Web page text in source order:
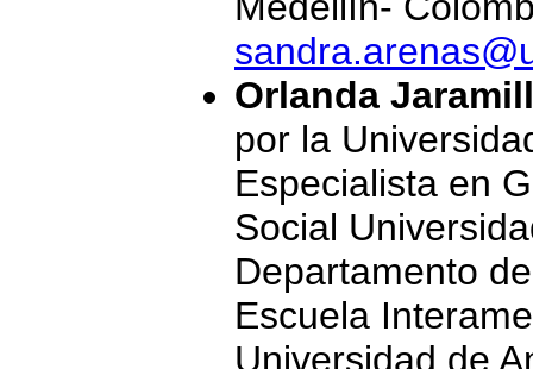
Orlanda
por la
Especialista en
Social
Departamento
Escuela
Universidad de